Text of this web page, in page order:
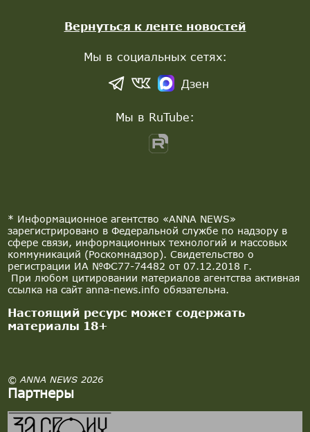
* Информационное агентство «ANNA NEWS»
зарегистрировано в Федеральной службе по надзору в
сфере связи, информационных технологий и массовых
коммуникаций (Роскомнадзор). Свидетельство о
регистрации ИА №ФС77-74482 от 07.12.2018 г.
При любом цитировании материалов агентства активная
ссылка на сайт anna-news.info обязательна.
Настоящий ресурс может содержать
материалы 18+
© ANNA NEWS 2026
Партнеры
Вернуться к ленте новостей
Мы в социальных сетях:
Дзен
Мы в RuTube: